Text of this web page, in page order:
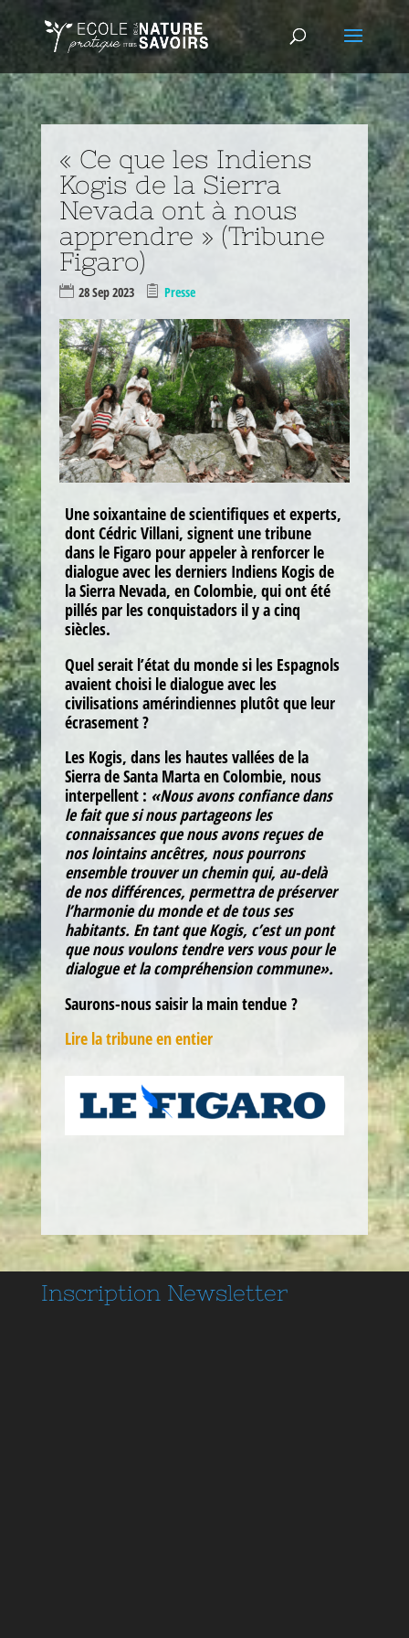
« Ce que les Indiens
Kogis de la Sierra
Nevada ont à nous
apprendre » (Tribune
Figaro)
28 Sep 2023 Presse
Une soixantaine de scientifiques et experts,
dont Cédric Villani, signent une tribune
dans le Figaro pour appeler à renforcer le
dialogue avec les derniers Indiens Kogis de
la Sierra Nevada, en Colombie, qui ont été
pillés par les conquistadors il y a cinq
siècles.
Quel serait l’état du monde si les Espagnols
avaient choisi le dialogue avec les
civilisations amérindiennes plutôt que leur
écrasement ?
Les Kogis, dans les hautes vallées de la
Sierra de Santa Marta en Colombie, nous
interpellent : «Nous avons confiance dans
le fait que si nous partageons les
connaissances que nous avons reçues de
nos lointains ancêtres, nous pourrons
ensemble trouver un chemin qui, au-delà
de nos différences, permettra de préserver
l’harmonie du monde et de tous ses
habitants. En tant que Kogis, c’est un pont
que nous voulons tendre vers vous pour le
dialogue et la compréhension commune».
Saurons-nous saisir la main tendue ?
Lire la tribune en entier
Inscription Newsletter